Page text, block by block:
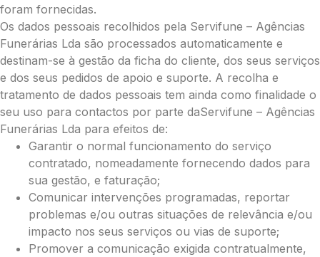
Opção 1 (€25)
Opção 2 (€30)
Opção 3 (€35)
Opção 4 (€40)
Opção 5 (€45)
Opção 6 (€50)
Opção 7 (€55)
Opção 8 (€60)
Opção 9 (€65)
Palma:
Pequena (€85)
Média (€100)
Grande (€115)
Cruz:
foram fornecidas.
Os dados pessoais recolhidos pela Servifune – Agências
Funerárias Lda são processados automaticamente e
destinam-se à gestão da ficha do cliente, dos seus serviços
e dos seus pedidos de apoio e suporte. A recolha e
tratamento de dados pessoais tem ainda como finalidade o
seu uso para contactos por parte daServifune – Agências
Funerárias Lda para efeitos de:
Garantir o normal funcionamento do serviço
contratado, nomeadamente fornecendo dados para
sua gestão, e faturação;
Comunicar intervenções programadas, reportar
problemas e/ou outras situações de relevância e/ou
impacto nos seus serviços ou vias de suporte;
Promover a comunicação exigida contratualmente,